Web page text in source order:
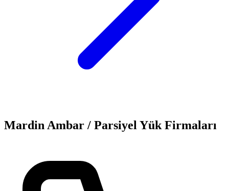
Mardin Ambar / Parsiyel Yük Firmaları